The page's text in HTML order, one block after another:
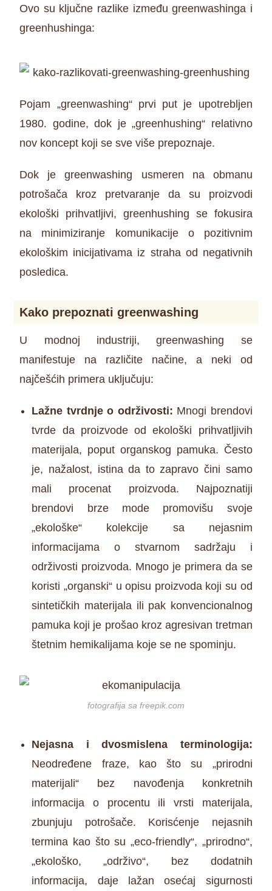
Ovo su ključne razlike između greenwashinga i
greenhushinga:
Pojam „greenwashing“ prvi put je upotrebljen
1980. godine, dok je „greenhushing“ relativno
nov koncept koji se sve više prepoznaje.
Dok je greenwashing usmeren na obmanu
potrošača kroz pretvaranje da su proizvodi
ekološki prihvatljivi, greenhushing se fokusira
na minimiziranje komunikacije o pozitivnim
ekološkim inicijativama iz straha od negativnih
posledica.
Kako prepoznati greenwashing
U modnoj industriji, greenwashing se
manifestuje na različite načine, a neki od
najčešćih primera uključuju:
Lažne tvrdnje o održivosti: Mnogi brendovi
tvrde da proizvode od ekološki prihvatljivih
materijala, poput organskog pamuka. Često
je, nažalost, istina da to zapravo čini samo
mali procenat proizvoda. Najpoznatiji
brendovi brze mode promovišu svoje
„ekološke“ kolekcije sa nejasnim
informacijama o stvarnom sadržaju i
održivosti proizvoda. Mnogo je primera da se
koristi „organski“ u opisu proizvoda koji su od
sintetičkih materijala ili pak konvencionalnog
pamuka koji je prošao kroz agresivan tretman
štetnim hemikalijama koje se ne spominju.
fotografija sa freepik.com
Nejasna i dvosmislena terminologija:
Neodređene fraze, kao što su „prirodni
materijali“ bez navođenja konkretnih
informacija o procentu ili vrsti materijala,
zbunjuju potrošače. Korisćenje nejasnih
termina kao što su „eco-friendly“, „prirodno“,
„ekološko, „održivo“, bez dodatnih
informacija, daje lažan osećaj sigurnosti